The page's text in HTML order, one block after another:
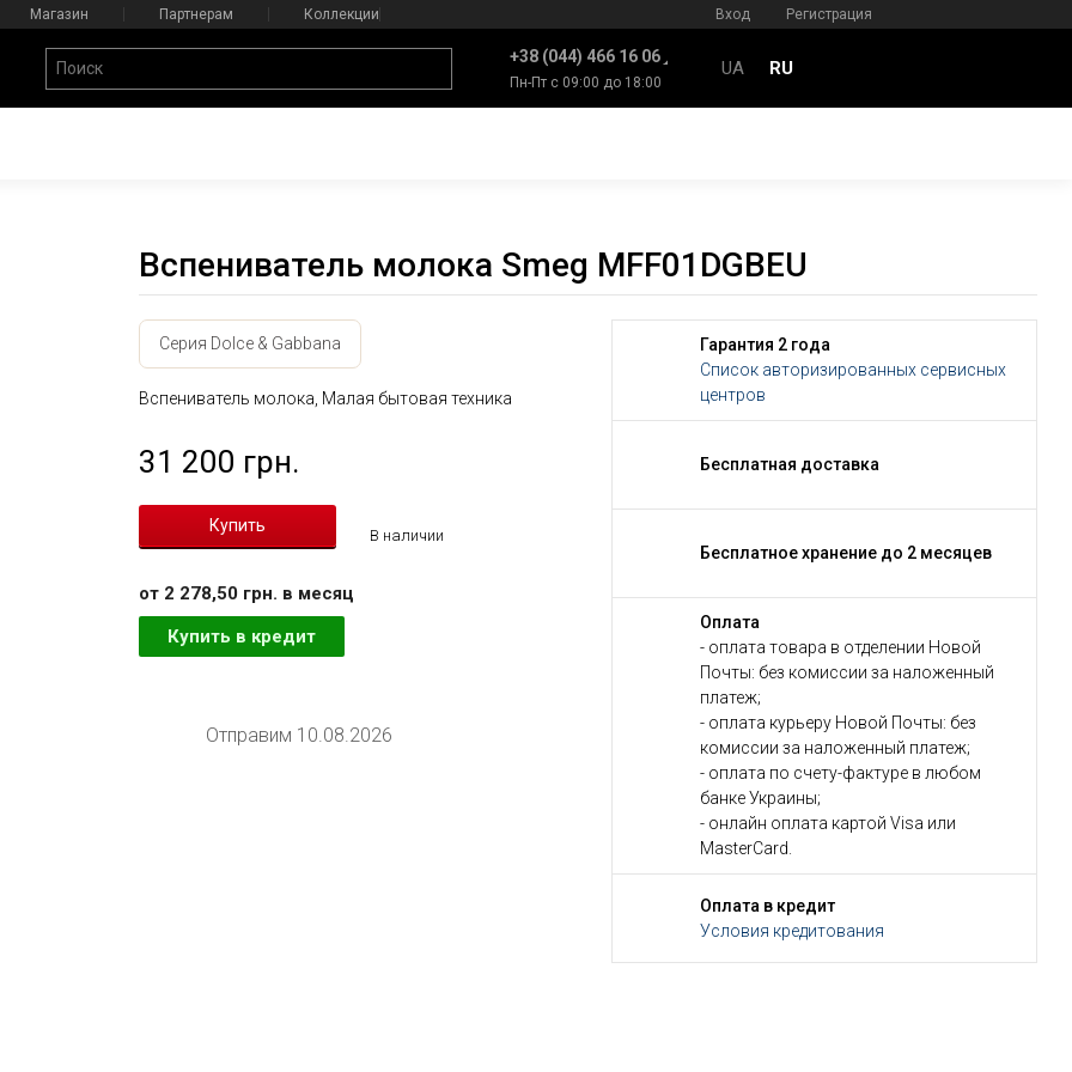
Магазин Партнерам Коллекции Вход Регистрация
+38 (044) 466 16 06
Пн-Пт с 09:00 до 18:00
UA RU
Вспениватель молока Smeg MFF01DGBEU
Серия Dolce & Gabbana
Вспениватель молока, Малая бытовая техника
31 200 грн.
В наличии
от 2 278,50 грн. в месяц
Купить в кредит
Отправим 10.08.2026
Гарантия 2 года
Список авторизированных сервисных
центров
Бесплатная доставка
Бесплатное хранение до 2 месяцев
Оплата
- оплата товара в отделении Новой
Почты: без комиссии за наложенный
платеж;
- оплата курьеру Новой Почты: без
комиссии за наложенный платеж;
- оплата по счету-фактуре в любом
банке Украины;
- онлайн оплата картой Visa или
MasterCard.
Оплата в кредит
Условия кредитования